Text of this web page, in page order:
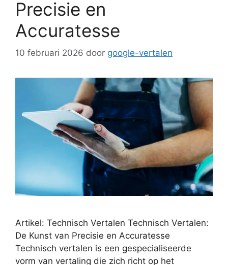
Precisie en
Accuratesse
10 februari 2026 door google-vertalen
Artikel: Technisch Vertalen Technisch Vertalen:
De Kunst van Precisie en Accuratesse
Technisch vertalen is een gespecialiseerde
vorm van vertaling die zich richt op het